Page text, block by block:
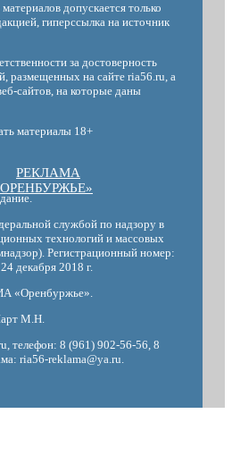
допускается только
гиперссылка на источник
за достоверность
размещенных на сайте ria56.ru, а
сайтов, на которые даны
материалы 18+
РЕКЛАМА
службой по надзору в
технологий и массовых
Регистрационный номер:
декабря 2018 г.
«Оренбуржье».
М.Н.
телефон: 8 (961) 902-56-56, 8
ria56-reklama@ya.ru.